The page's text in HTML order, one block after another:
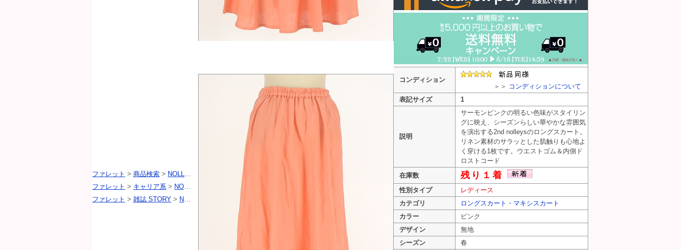
コンディション
＞＞ コンディションについて
表記サイズ
1
説明
サーモンピンクの明るい色味がスタイリン
グに映え、シーズンらしい華やかな雰囲気
を演出する2nd nolleysのロングスカート。
リネン素材のサラッとした肌触りも心地よ
く穿ける1枚です。ウエストゴム＆内側ド
ロストコード
在庫数
残り１着
性別タイプ
レディース
カテゴリ
ロングスカート・マキシスカート
カラー
ピンク
デザイン
無地
シーズン
春
ファレット > 商品検索 > NOLLEY'S（ノーリーズ）
NOLLEY'S（ノーリーズ） PR10344680
ファレット > キャリア系 > NOLLEY'S（ノーリーズ）
NOLLEY'S（ノーリーズ） PR10344680
ファレット > 雑誌 STORY > NOLLEY'S（ノーリーズ） NOLLEY'S（ノーリーズ） PR10344680